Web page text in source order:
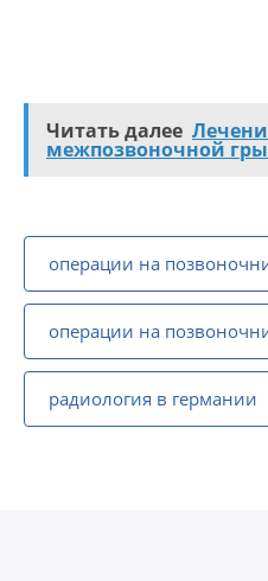
Читать далее
межпозвоночной
операции на
операции на
радиология в германии